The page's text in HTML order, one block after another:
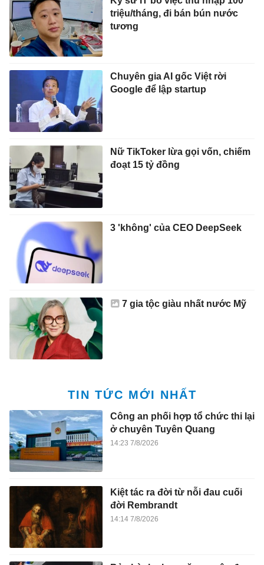
triệu/tháng, đi bán bún nước
tương
Chuyên gia AI gốc Việt rời
Google để lập startup
Nữ TikToker lừa gọi vốn, chiếm
đoạt 15 tỷ đồng
3 'không' của CEO DeepSeek
7 gia tộc giàu nhất nước Mỹ
TIN TỨC MỚI NHẤT
Công an phối hợp tổ chức thi lại
ở chuyên Tuyên Quang
14:23 7/8/2026
Kiệt tác ra đời từ nỗi đau cuối
đời Rembrandt
14:14 7/8/2026